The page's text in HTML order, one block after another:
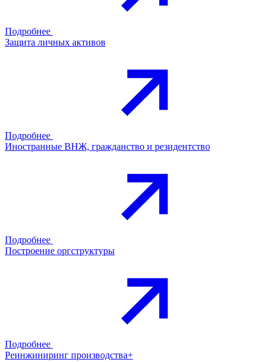
Подробнее
Защита личных активов
Подробнее
Иностранные ВНЖ, гражданство и резидентство
Подробнее
Построение оргструктуры
Подробнее
Реинжиниринг производства+